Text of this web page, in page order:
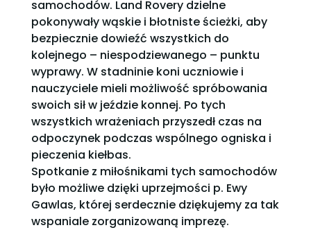
samochodów. Land Rovery dzielne
pokonywały wąskie i błotniste ścieżki, aby
bezpiecznie dowieźć wszystkich do
kolejnego – niespodziewanego – punktu
wyprawy. W stadninie koni uczniowie i
nauczyciele mieli możliwość spróbowania
swoich sił w jeździe konnej. Po tych
wszystkich wrażeniach przyszedł czas na
odpoczynek podczas wspólnego ogniska i
pieczenia kiełbas.
Spotkanie z miłośnikami tych samochodów
było możliwe dzięki uprzejmości p. Ewy
Gawlas, której serdecznie dziękujemy za tak
wspaniale zorganizowaną imprezę.